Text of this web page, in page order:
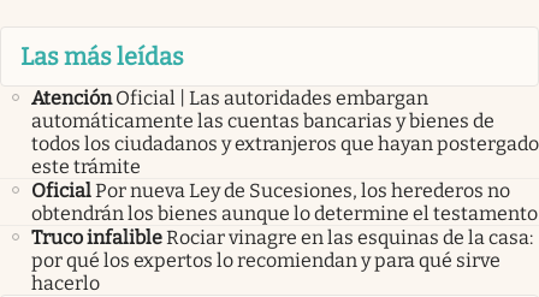
Las más leídas
Atención Oficial | Las autoridades embargan
automáticamente las cuentas bancarias y bienes de
todos los ciudadanos y extranjeros que hayan postergado
este trámite
OficialPor nueva Ley de Sucesiones, los herederos no
obtendrán los bienes aunque lo determine el testamento
Truco infalibleRociar vinagre en las esquinas de la casa:
por qué los expertos lo recomiendan y para qué sirve
hacerlo